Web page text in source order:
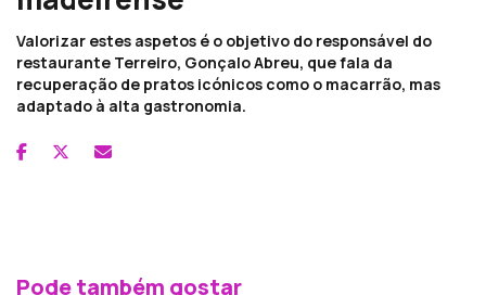
Valorizar estes aspetos é o objetivo do responsável do
restaurante Terreiro, Gonçalo Abreu, que fala da
recuperação de pratos icónicos como o macarrão, mas
adaptado à alta gastronomia.
Pode também gostar